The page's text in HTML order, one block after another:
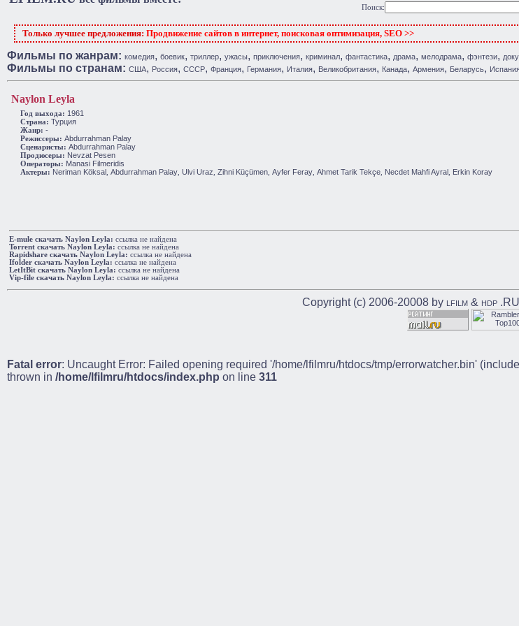
Поиск:
Только лучшее предложения: Продвижение сайтов в интернет, поисковая оптимизация, SEO >>
Фильмы по жанрам: комедия, боевик, триллер, ужасы, приключения, криминал, фантастика, драма, мелодрама, фэнтези,
Фильмы по странам: США, Россия, СССР, Франция, Германия, Италия, Великобритания, Канада, Армения, Беларусь,
Naylon Leyla
Год выхода: 1961
Cтрана: Турция
Жанр: -
Режиссеры: Abdurrahman Palay
Сценаристы: Abdurrahman Palay
Продюсеры: Nevzat Pesen
Операторы: Manasi Filmeridis
Актеры: Neriman Köksal Abdurrahman Palay Ulvi Uraz Zihni Küçümen Ayfer Feray Ahmet Tarik Tekçe Necdet Mahfi Ayral Erkin Koray
E-mule cкачать Naylon Leyla: ссылка не найдена
Torrent cкачать Naylon Leyla: ссылка не найдена
Rapidshare cкачать Naylon Leyla: ссылка не найдена
Ifolder cкачать Naylon Leyla: ссылка не найдена
LetItBit cкачать Naylon Leyla: ссылка не найдена
Vip-file cкачать Naylon Leyla: ссылка не найдена
Copyright (c) 2006-20008 by LFILM& HDP
Fatal error: Uncaught Error: Failed opening required '/home/lfilmru/htdocs/tmp/errorwatcher.bin'
thrown in /home/lfilmru/htdocs/index.php on line 311